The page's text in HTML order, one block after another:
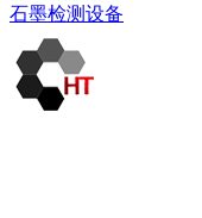
石墨检测设备